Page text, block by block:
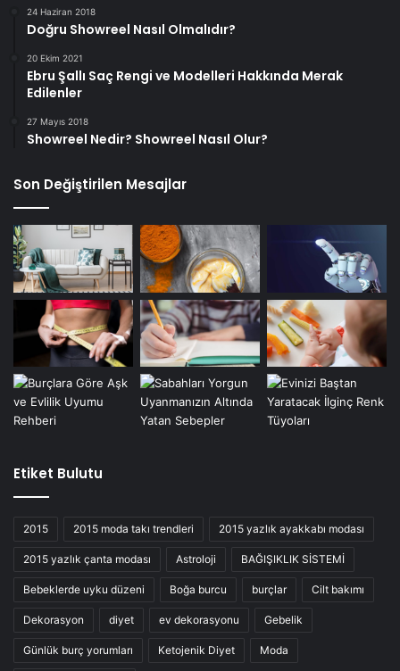
24 Haziran 2018
Doğru Showreel Nasıl Olmalıdır?
20 Ekim 2021
Ebru Şallı Saç Rengi ve Modelleri Hakkında Merak
Edilenler
27 Mayıs 2018
Showreel Nedir? Showreel Nasıl Olur?
Son Değiştirilen Mesajlar
Etiket Bulutu
2015 2015 moda takı trendleri 2015 yazlık ayakkabı modası
2015 yazlık çanta modası Astroloji BAĞIŞIKLIK SİSTEMİ
Bebeklerde uyku düzeni Boğa burcu burçlar Cilt bakımı
Dekorasyon diyet ev dekorasyonu Gebelik
Günlük burç yorumları Ketojenik Diyet Moda